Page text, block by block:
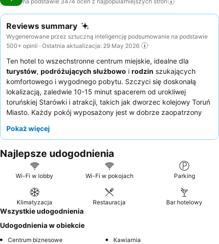
Reviews summary
Wygenerowane przez sztuczną inteligencję podsumowanie na podstawie
500+ opinii · Ostatnia aktualizacja: 29 May 2026
Ten hotel to wszechstronne centrum miejskie, idealne dla
turystów, podróżujących służbowo i rodzin szukających
komfortowego i wygodnego pobytu. Szczyci się doskonałą
lokalizacją, zaledwie 10-15 minut spacerem od urokliwej
toruńskiej Starówki i atrakcji, takich jak dworzec kolejowy Toruń
Miasto. Każdy pokój wyposażony jest w dobrze zaopatrzony
wyborem zastawy stołowej, garnków i sztućców, co zadowoli
Goście niezmiennie chwalą sprawny i pomocny
oraz pyszne, urozmaicone
śniadanie w formie bufetu
serwowane w przyjemnej kawiarni na miejscu. Aby zapewnić
na ogród.
Pokaż więcej
Najlepsze udogodnienia
Wi-Fi w lobby Wi-Fi w pokojach Parking
Klimatyzacja Restauracja Bar hotelowy
Wszystkie udogodnienia
Udogodnienia w obiekcie
Centrum biznesowe Kawiarnia